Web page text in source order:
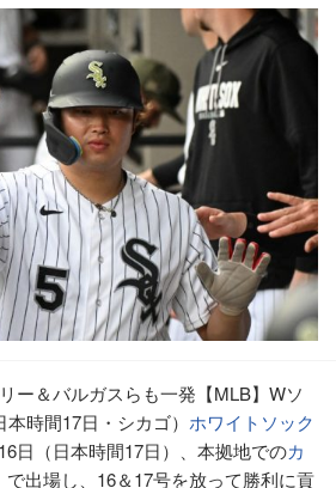
ー＆バルガスらも一発【MLB】Wソ
本時間17日・シカゴ） ホワイトソック
日（日本時間17日）、本拠地でのカ
出場し、16＆17号を放って勝利に貢